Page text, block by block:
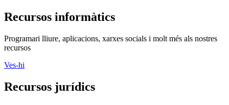
Recursos informàtics
Programari lliure, aplicacions, xarxes socials i molt més als nostres
recursos
Ves-hi
Recursos jurídics